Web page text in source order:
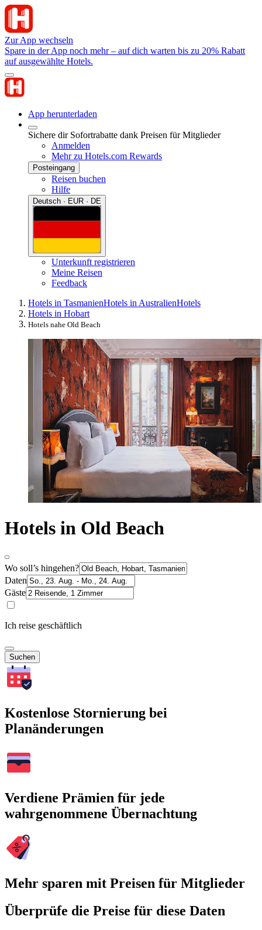
Zur App wechseln
Spare in der App noch mehr – auf dich warten bis zu 20% Rabatt
auf ausgewählte Hotels.
App herunterladen
Sichere dir Sofortrabatte dank Preisen für Mitglieder
Anmelden
Mehr zu Hotels.com Rewards
Posteingang
Reisen buchen
Hilfe
Deutsch · EUR · DE
Unterkunft registrieren
Meine Reisen
Feedback
Hotels in TasmanienHotels in AustralienHotels
Hotels in Hobart
Hotels nahe Old Beach
Hotels in Old Beach
Wo soll’s hingehen?
Daten
Gäste
Ich reise geschäftlich
Suchen
Kostenlose Stornierung bei
Planänderungen
Verdiene Prämien für jede
wahrgenommene Übernachtung
Mehr sparen mit Preisen für Mitglieder
Überprüfe die Preise für diese Daten